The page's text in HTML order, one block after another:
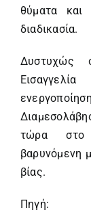
θύματα και
διαδικασία.
Δυστυχώς
τώρα στο
βαρυνόμενη
βίας.
Πηγή: